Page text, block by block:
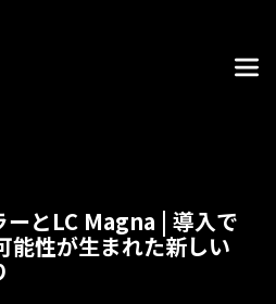
とLC Magna | 導入で
能性が生まれた新しい